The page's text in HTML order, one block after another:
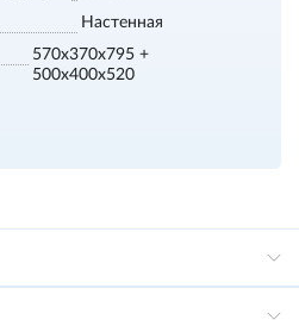
Настенная
570x370x795 +
500x400x520